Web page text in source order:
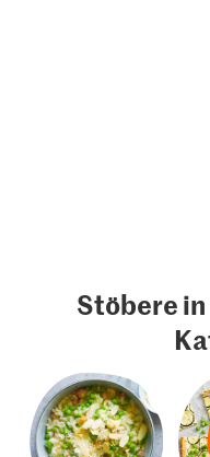
Stöbere